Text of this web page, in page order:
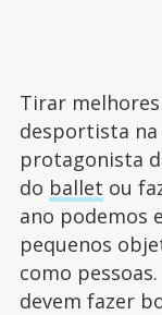
Tirar
desportista na
protagonista
do ballet ou
ano podemos
pequenos
como
devem fazer